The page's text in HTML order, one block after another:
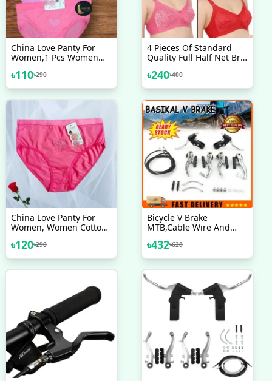
China Love Panty For
Women,1 Pcs Women
&amp; Full Coverage
৳110৳290
4 Pieces Of Standard
Quality Full Half Net Bra
৳240৳400
China Love Panty For
Women, Women Cotton
Full Coverage & Good
Quality
৳120৳290
Bicycle V Brake
MTB,Cable Wire And
৳432৳628